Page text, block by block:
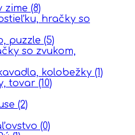
zime (8)
hračky so
puzzle (5)
so zvukom,
kolobežky (1)
tovar (10)
(2)
(0)